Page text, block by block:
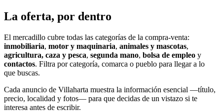
La oferta, por dentro
El mercadillo cubre todas las categorías de la compra-venta:
inmobiliaria, motor y maquinaria, animales y mascotas,
agricultura, caza y pesca, segunda mano, bolsa de empleo y
contactos. Filtra por categoría, comarca o pueblo para llegar a lo
que buscas.
Cada anuncio de Villaharta muestra la información esencial —título,
precio, localidad y fotos— para que decidas de un vistazo si te
interesa antes de escribir.